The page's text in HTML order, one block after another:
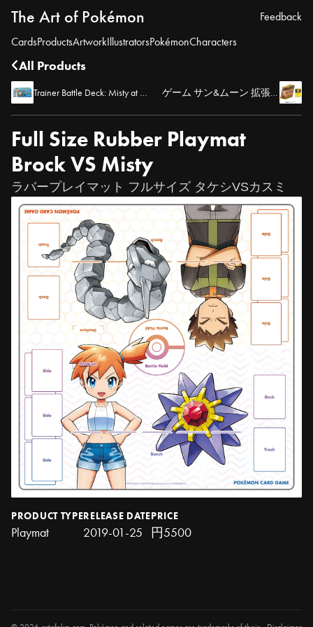
The Art of Pokémon
CardsProductsArtworkIllustratorsPokémonCharacters
Feedback
All Products
Trainer Battle Deck: Misty at Cerulean City Gym ゲーム サン&ムーン 拡張パック ウルトラサン5パック+「ボスごっこピカチュウ」カード Gセット
Full Size Rubber Playmat
Brock VS Misty
ラバープレイマット フルサイズ タケシVSカスミ
PRODUCT TYPE
Playmat
RELEASE DATE
2019-01-25
PRICE
円5500